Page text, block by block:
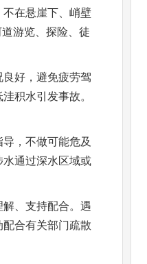
在悬崖下、峭壁
游览、探险、徒
好，避免疲劳驾
积水引发事故。
，不做可能危及
通过深水区域或
、支持配合。遇
合有关部门疏散